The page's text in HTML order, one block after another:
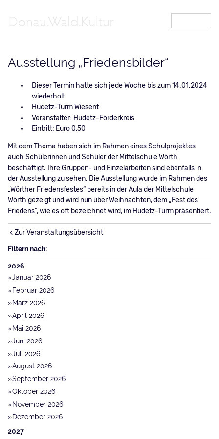
Ausstellung „Friedensbilder“
Dieser Termin hatte sich jede Woche bis zum 14.01.2024
wiederholt.
Hudetz-Turm Wiesent
Veranstalter: Hudetz-Förderkreis
Eintritt: Euro 0,50
Mit dem Thema haben sich im Rahmen eines Schulprojektes
auch Schülerinnen und Schüler der Mittelschule Wörth
beschäftigt. Ihre Gruppen- und Einzelarbeiten sind ebenfalls in
der Ausstellung zu sehen. Die Ausstellung wurde im Rahmen des
„Wörther Friedensfestes“ bereits in der Aula der Mittelschule
Wörth gezeigt und wird nun über Weihnachten, dem „Fest des
Friedens“, wie es oft bezeichnet wird, im Hudetz-Turm präsentiert.
Zur Veranstaltungsübersicht
Filtern nach:
2026
Januar 2026
Februar 2026
März 2026
April 2026
Mai 2026
Juni 2026
Juli 2026
August 2026
September 2026
Oktober 2026
November 2026
Dezember 2026
2027